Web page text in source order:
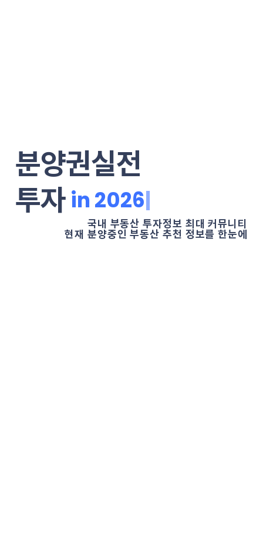
분양권실전
투자 |
국내 부동산 투자정보 최대 커뮤니티
현재 분양중인 부동산 추천 정보를 한눈에